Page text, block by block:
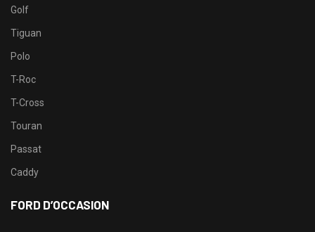
Golf
Tiguan
Polo
T-Roc
T-Cross
Touran
Passat
Caddy
FORD D’OCCASION